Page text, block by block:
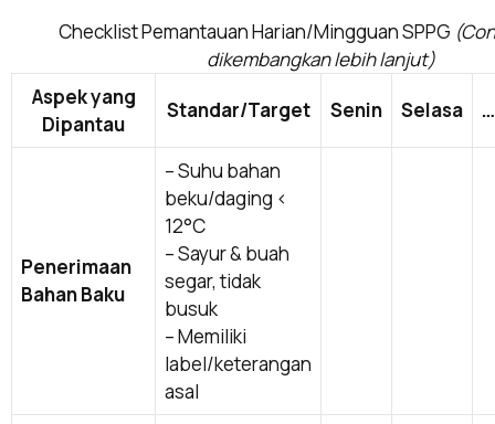
Checklist Pemantauan Harian/Mingguan SPPG
dikembangkan lebih lanjut)
Aspek yang
Dipantau
Standar/Target Senin Selasa …
Penerimaan
Bahan Baku
– Suhu bahan
beku/daging <
12°C
– Sayur & buah
segar, tidak
busuk
– Memiliki
label/keterangan
asal